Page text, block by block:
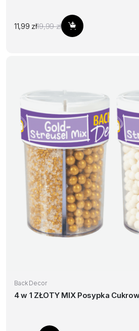
19,99złPierwotna
cena
11,99 zł Aktualna
cenaDodaj do koszyka
Back Decor
4 w 1 ZŁOTY MIX Posypka